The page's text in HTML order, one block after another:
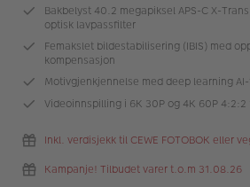
Lagersalg
Bildeprodukter
Fotokurs
Inspirasjon
Butikkoversikt
Bakbelyst 40.2 megapiksel APS-C X-
optisk lavpassfilter
Femakslet bildestabilisering (IBIS) med
kompensasjon
Motivgjenkjennelse med deep learning
Videoinnspilling i 6K 30P og 4K 60P
Inkl. verdisjekk til CEWE FOTOBOK eller
Kampanje! Tilbudet varer t.o.m 31.08.26